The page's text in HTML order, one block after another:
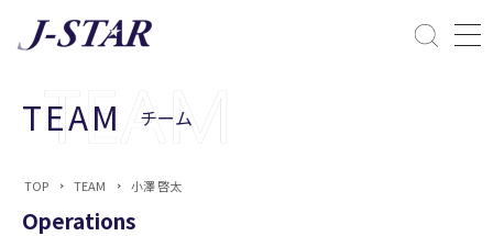
TEAM チーム
TOP TEAM 小澤 啓太
Operations